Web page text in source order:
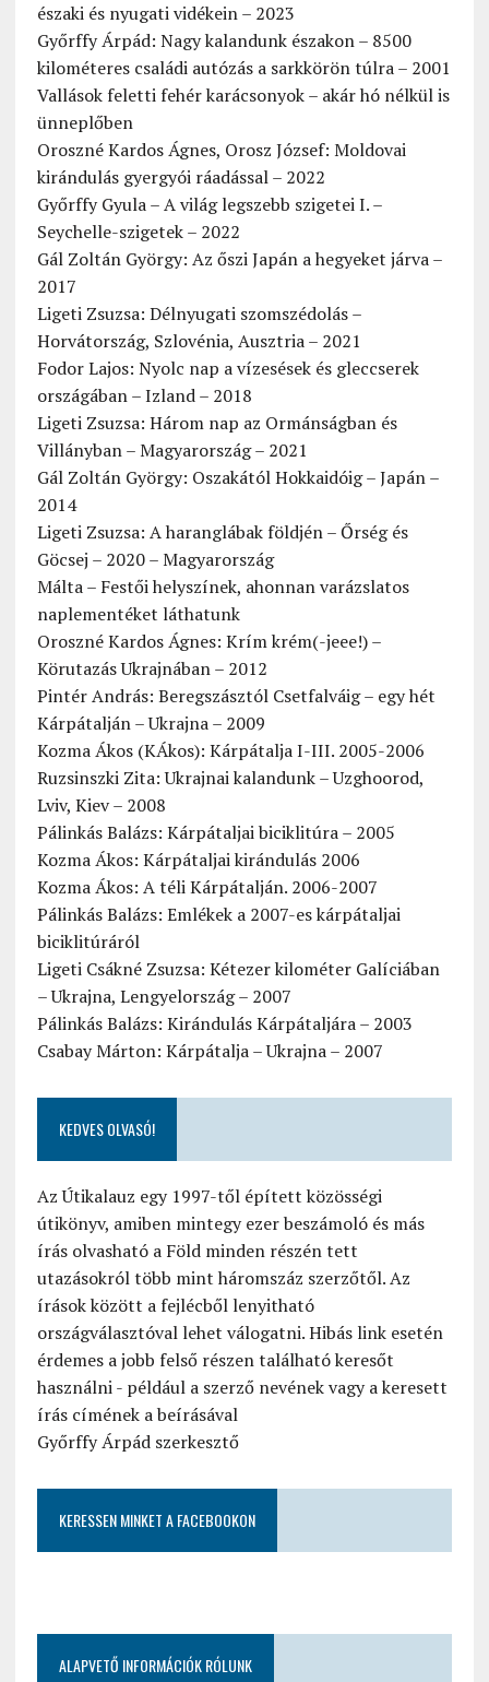
északi és nyugati vidékein – 2023
Győrffy Árpád: Nagy kalandunk északon – 8500
kilométeres családi autózás a sarkkörön túlra – 2001
Vallások feletti fehér karácsonyok – akár hó nélkül is
ünneplőben
Oroszné Kardos Ágnes, Orosz József: Moldovai
kirándulás gyergyói ráadással – 2022
Győrffy Gyula – A világ legszebb szigetei I. –
Seychelle-szigetek – 2022
Gál Zoltán György: Az őszi Japán a hegyeket járva –
2017
Ligeti Zsuzsa: Délnyugati szomszédolás –
Horvátország, Szlovénia, Ausztria – 2021
Fodor Lajos: Nyolc nap a vízesések és gleccserek
országában – Izland – 2018
Ligeti Zsuzsa: Három nap az Ormánságban és
Villányban – Magyarország – 2021
Gál Zoltán György: Oszakától Hokkaidóig – Japán –
2014
Ligeti Zsuzsa: A haranglábak földjén – Őrség és
Göcsej – 2020 – Magyarország
Málta – Festői helyszínek, ahonnan varázslatos
naplementéket láthatunk
Oroszné Kardos Ágnes: Krím krém(-jeee!) –
Körutazás Ukrajnában – 2012
Pintér András: Beregszásztól Csetfalváig – egy hét
Kárpátalján – Ukrajna – 2009
Kozma Ákos (KÁkos): Kárpátalja I-III. 2005-2006
Ruzsinszki Zita: Ukrajnai kalandunk – Uzghoorod,
Lviv, Kiev – 2008
Pálinkás Balázs: Kárpátaljai biciklitúra – 2005
Kozma Ákos: Kárpátaljai kirándulás 2006
Kozma Ákos: A téli Kárpátalján. 2006-2007
Pálinkás Balázs: Emlékek a 2007-es kárpátaljai
biciklitúráról
Ligeti Csákné Zsuzsa: Kétezer kilométer Galíciában
– Ukrajna, Lengyelország – 2007
Pálinkás Balázs: Kirándulás Kárpátaljára – 2003
Csabay Márton: Kárpátalja – Ukrajna – 2007
KEDVES OLVASÓ!
Az Útikalauz egy 1997-től épített közösségi
útikönyv, amiben mintegy ezer beszámoló és más
írás olvasható a Föld minden részén tett
utazásokról több mint háromszáz szerzőtől. Az
írások között a fejlécből lenyitható
országválasztóval lehet válogatni. Hibás link esetén
érdemes a jobb felső részen található keresőt
használni - például a szerző nevének vagy a keresett
írás címének a beírásával
Győrffy Árpád szerkesztő
KERESSEN MINKET A FACEBOOKON
ALAPVETŐ INFORMÁCIÓK RÓLUNK